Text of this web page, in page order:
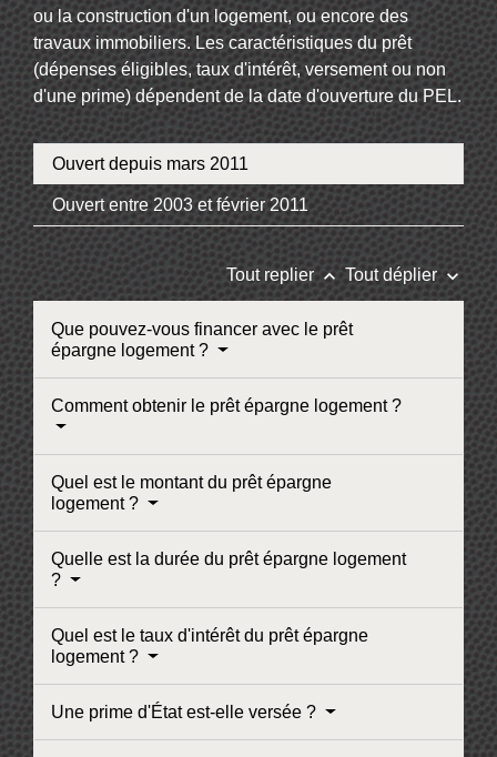
ou la construction d'un logement, ou encore des
travaux immobiliers. Les caractéristiques du prêt
(dépenses éligibles, taux d'intérêt, versement ou non
d'une prime) dépendent de la date d'ouverture du PEL.
Ouvert depuis mars 2011
Ouvert entre 2003 et février 2011
Tout replierkeyboard_arrow_up Tout déplierkeyboard_arrow_down
Que pouvez-vous financer avec le prêt
épargne logement ?
Comment obtenir le prêt épargne logement ?
Quel est le montant du prêt épargne
logement ?
Quelle est la durée du prêt épargne logement
?
Quel est le taux d'intérêt du prêt épargne
logement ?
Une prime d'État est-elle versée ?